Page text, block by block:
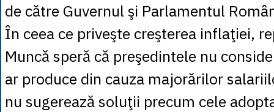
de către Guvernul şi Parlamentul
În ceea ce priveşte creşterea inflaţiei,
Muncă speră că preşedintele nu
ar produce din cauza majorărilor
nu sugerează soluţii precum cele